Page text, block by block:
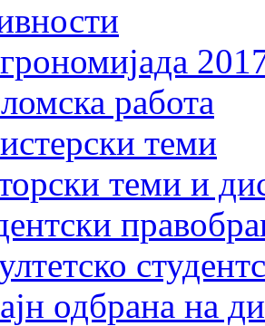
работа
теми
теми и
одбрана на